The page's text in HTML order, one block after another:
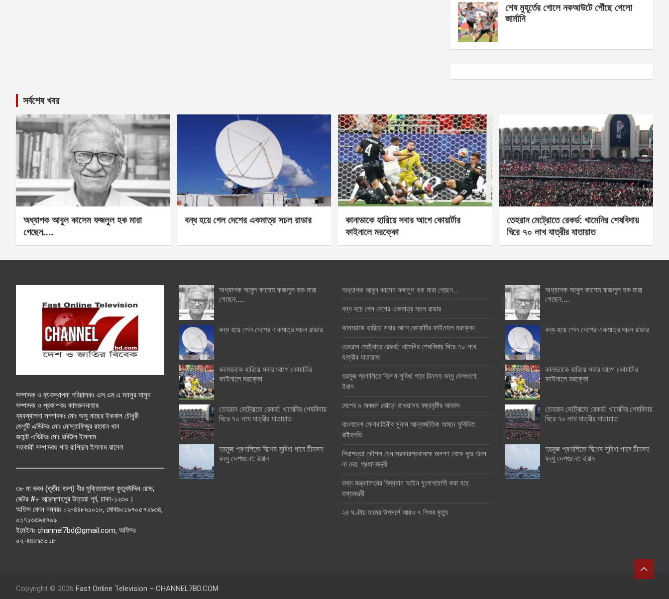
শেষ মুহূর্তের গোলে নকআউটে পৌঁছে গেলো
জার্মানি
সর্বশেষ খবর
অধ্যাপক আবুল কাসেম ফজলুল হক মারা
গেছেন….
বন্ধ হয়ে গেল দেশের একমাত্র সচল রাডার
কানাডাকে হারিয়ে সবার আগে কোয়ার্টার
ফাইনালে মরক্কো
তেহরান মেট্রোতে রেকর্ড: খামেনির শেষবিদায়
ঘিরে ৭০ লাখ যাত্রীর যাতায়াত
সম্পাদক ও ব্যবস্থাপনা পরিচালকঃ এস.এম.এ মনসুর মাসুদ
সম্পাদক ও প্রকাশকঃ কামরুননাহার
ব্যবস্থাপনা সম্পাদকঃ মোঃ আবু নাছের ইকবাল চৌধুরী
ডেপুটি এডিটরঃ মোঃ মোস্তাফিজুর রহমান খান
জয়েন্ট এডিটরঃ মোঃ রবিউল ইসলাম
সহকারী সম্পাদকঃ শাহ রাশিদুল ইসলাম রাসেল
৩৮ মা ভবন (তৃতীয় তলা) বীর মুক্তিযোদ্ধা কুতুবউদ্দিন রোড,
সেক্টর #৮ আব্দুল্লাহপুর উত্তরা পূর্ব, ঢাকা-১২৩০।
অফিস ফোন নম্বরঃ ০২-৪৪৮৯১০১৮, মোবাঃ০১৯৭০৫৭২৯৩৪,
০১৭১৩৩৯৪৭৯৯
ইমেইলঃ channel7bd@gmail.com, অফিসঃ
০২-৪৪৮৯১০১৮
অধ্যাপক আবুল কাসেম ফজলুল হক মারা
গেছেন….
বন্ধ হয়ে গেল দেশের একমাত্র সচল রাডার
কানাডাকে হারিয়ে সবার আগে কোয়ার্টার
ফাইনালে মরক্কো
তেহরান মেট্রোতে রেকর্ড: খামেনির শেষবিদায়
ঘিরে ৭০ লাখ যাত্রীর যাতায়াত
হরমুজ প্রণালিতে বিশেষ সুবিধা পাবে চীনসহ
বন্ধু দেশগুলো: ইরান
অধ্যাপক আবুল কাসেম ফজলুল হক মারা গেছেন….
বন্ধ হয়ে গেল দেশের একমাত্র সচল রাডার
কানাডাকে হারিয়ে সবার আগে কোয়ার্টার ফাইনালে মরক্কো
তেহরান মেট্রোতে রেকর্ড: খামেনির শেষবিদায় ঘিরে ৭০ লাখ
যাত্রীর যাতায়াত
হরমুজ প্রণালিতে বিশেষ সুবিধা পাবে চীনসহ বন্ধু দেশগুলো:
ইরান
দেশের ৯ অঞ্চলে ঝোড়ো হাওয়াসহ বজ্রবৃষ্টির আভাস
বাংলাদেশ সেনাবাহিনীর সুনাম আন্তর্জাতিক অঙ্গনে সুবিদিত:
রাষ্ট্রপতি
নিরাপত্তা কৌশল যেন সরকারপ্রধানকে জনগণ থেকে দূরে ঠেলে
না দেয়: প্রধানমন্ত্রী
তথ্য মন্ত্রণালয়ের বিদ্যমান আইন যুগোপযোগী করা হবে:
তথ্যমন্ত্রী
২৪ ঘণ্টায় হামের উপসর্গে আরও ৭ শিশুর মৃত্যু
অধ্যাপক আবুল কাসেম ফজলুল হক মারা
গেছেন….
বন্ধ হয়ে গেল দেশের একমাত্র সচল রাডার
কানাডাকে হারিয়ে সবার আগে কোয়ার্টার
ফাইনালে মরক্কো
তেহরান মেট্রোতে রেকর্ড: খামেনির শেষবিদায়
ঘিরে ৭০ লাখ যাত্রীর যাতায়াত
হরমুজ প্রণালিতে বিশেষ সুবিধা পাবে চীনসহ
বন্ধু দেশগুলো: ইরান
Copyright © 2026 Fast Online Television – CHANNEL7BD.COM